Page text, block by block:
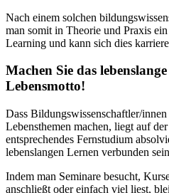
Nach einem solchen
man somit in Theorie und Praxis
Learning und kann sich dies
Machen Sie das
Lebensmotto!
Dass Bildungswissenschaftler/
Lebensthemen machen, liegt auf
entsprechendes Fernstudium
lebenslangen Lernen verbunden
Indem man Seminare besucht,
anschließt oder einfach viel liest,